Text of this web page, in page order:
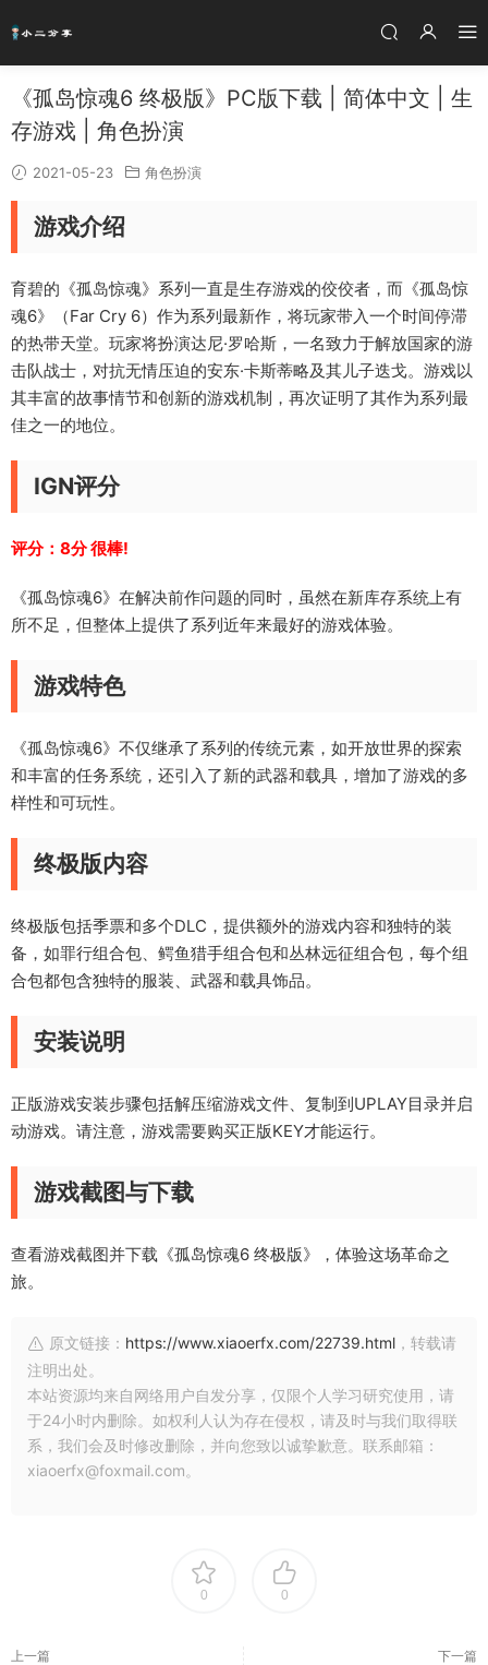
《孤岛惊魂6 终极版》PC版下载 | 简体中文 | 生
存游戏 | 角色扮演
2021-05-23 角色扮演
游戏介绍
育碧的《孤岛惊魂》系列一直是生存游戏的佼佼者，而《孤岛惊
魂6》（Far Cry 6）作为系列最新作，将玩家带入一个时间停滞
的热带天堂。玩家将扮演达尼·罗哈斯，一名致力于解放国家的游
击队战士，对抗无情压迫的安东·卡斯蒂略及其儿子迭戈。游戏以
其丰富的故事情节和创新的游戏机制，再次证明了其作为系列最
佳之一的地位。
IGN评分
评分：8分 很棒!
《孤岛惊魂6》在解决前作问题的同时，虽然在新库存系统上有
所不足，但整体上提供了系列近年来最好的游戏体验。
游戏特色
《孤岛惊魂6》不仅继承了系列的传统元素，如开放世界的探索
和丰富的任务系统，还引入了新的武器和载具，增加了游戏的多
样性和可玩性。
终极版内容
终极版包括季票和多个DLC，提供额外的游戏内容和独特的装
备，如罪行组合包、鳄鱼猎手组合包和丛林远征组合包，每个组
合包都包含独特的服装、武器和载具饰品。
安装说明
正版游戏安装步骤包括解压缩游戏文件、复制到UPLAY目录并启
动游戏。请注意，游戏需要购买正版KEY才能运行。
游戏截图与下载
查看游戏截图并下载《孤岛惊魂6 终极版》，体验这场革命之
旅。
原文链接： https://www.xiaoerfx.com/22739.html ，转载请
注明出处。
本站资源均来自网络用户自发分享，仅限个人学习研究使用，请
于24小时内删除。如权利人认为存在侵权，请及时与我们取得联
系，我们会及时修改删除，并向您致以诚挚歉意。联系邮箱：
xiaoerfx@foxmail.com。
0 0
上一篇 下一篇